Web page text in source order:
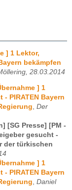
] 1 Lektor,
bekämpfen
28.03.2014
] 1
- PIRATEN Bayern
, Der
[SG Presse] [PM -
gesucht -
der türkischen
] 1
- PIRATEN Bayern
, Daniel